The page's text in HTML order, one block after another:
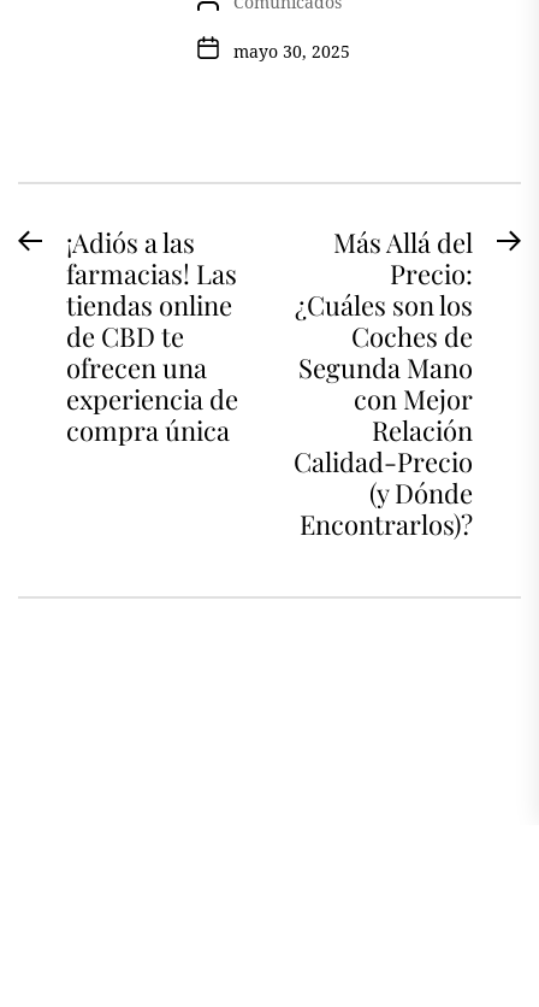
mayo 30, 2025
Navegación
entradas
Previous¡Adiós a las
farmacias! Las
tiendas online
de CBD te
ofrecen una
experiencia de
compra única
Más Allá del
Precio:
¿Cuáles son los
Coches de
Segunda Mano
con Mejor
Relación
Calidad-Precio
(y Dónde
Encontrarlos)?